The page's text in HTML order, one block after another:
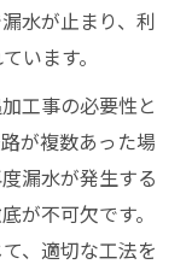
水が止まり、利
います。
工事の必要性と
が複数あった場
漏水が発生する
が不可欠です。
、適切な工法を